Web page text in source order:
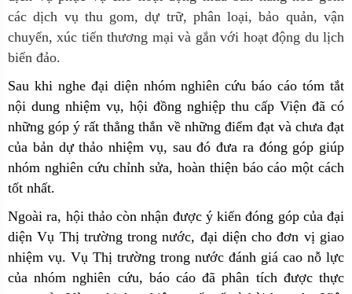
các dịch vụ thu gom, dự trữ, phân loại, bảo quản, vận
chuyển, xúc tiến thương mại và gắn với hoạt động du lịch
biển đảo.
Sau khi nghe đại diện nhóm nghiên cứu báo cáo tóm tắt
nội dung nhiệm vụ, hội đồng nghiệp thu cấp Viện đã có
những góp ý rất thẳng thắn về những điểm đạt và chưa đạt
của bản dự thảo nhiệm vụ, sau đó đưa ra đóng góp giúp
nhóm nghiên cứu chỉnh sửa, hoàn thiện báo cáo một cách
tốt nhất.
Ngoài ra, hội thảo còn nhận được ý kiến đóng góp của đại
diện Vụ Thị trường trong nước, đại diện cho đơn vị giao
nhiệm vụ. Vụ Thị trường trong nước đánh giá cao nỗ lực
của nhóm nghiên cứu, báo cáo đã phân tích được thực